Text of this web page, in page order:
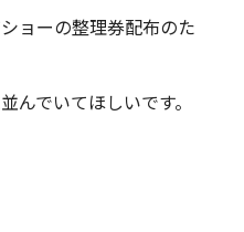
ョーの整理券配布のた
んでいてほしいです。